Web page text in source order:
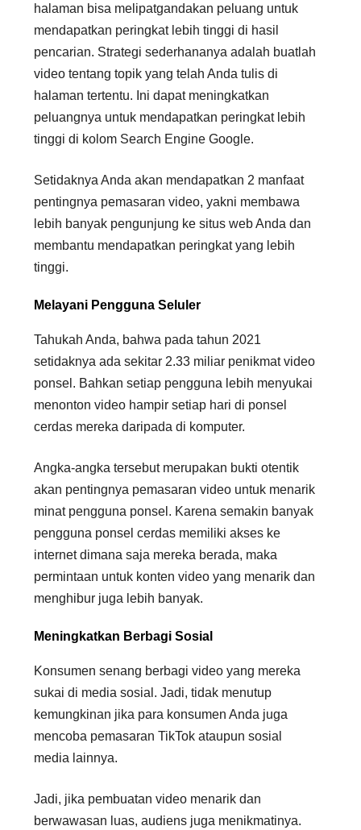
halaman bisa melipatgandakan peluang untuk
mendapatkan peringkat lebih tinggi di hasil
pencarian. Strategi sederhananya adalah buatlah
video tentang topik yang telah Anda tulis di
halaman tertentu. Ini dapat meningkatkan
peluangnya untuk mendapatkan peringkat lebih
tinggi di kolom Search Engine Google.
Setidaknya Anda akan mendapatkan 2 manfaat
pentingnya pemasaran video, yakni membawa
lebih banyak pengunjung ke situs web Anda dan
membantu mendapatkan peringkat yang lebih
tinggi.
Melayani Pengguna Seluler
Tahukah Anda, bahwa pada tahun 2021
setidaknya ada sekitar 2.33 miliar penikmat video
ponsel. Bahkan setiap pengguna lebih menyukai
menonton video hampir setiap hari di ponsel
cerdas mereka daripada di komputer.
Angka-angka tersebut merupakan bukti otentik
akan pentingnya pemasaran video untuk menarik
minat pengguna ponsel. Karena semakin banyak
pengguna ponsel cerdas memiliki akses ke
internet dimana saja mereka berada, maka
permintaan untuk konten video yang menarik dan
menghibur juga lebih banyak.
Meningkatkan Berbagi Sosial
Konsumen senang berbagi video yang mereka
sukai di media sosial. Jadi, tidak menutup
kemungkinan jika para konsumen Anda juga
mencoba pemasaran TikTok ataupun sosial
media lainnya.
Jadi, jika pembuatan video menarik dan
berwawasan luas, audiens juga menikmatinya.